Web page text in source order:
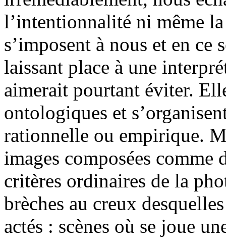
l’intentionnalité ni même
s’imposent à nous et en ce
laissant place à une
aimerait pourtant éviter.
ontologiques et
rationnelle ou empirique.
images composées comme
critères ordinaires de la
brèches au creux
actés : scènes où se joue